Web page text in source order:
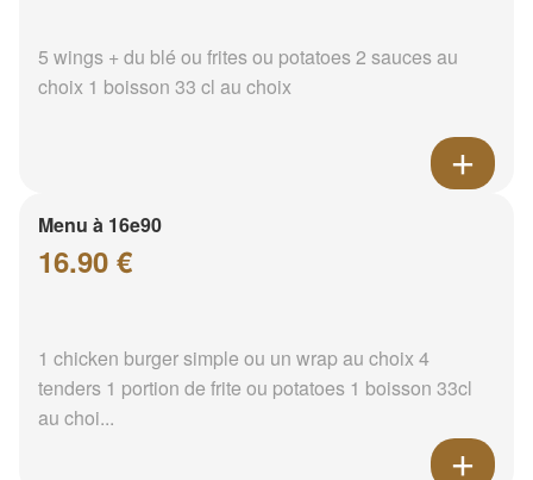
5 wings + du blé ou frites ou potatoes 2 sauces au
choix 1 boisson 33 cl au choix
Menu à 16e90
16.90 €
1 chicken burger simple ou un wrap au choix 4
tenders 1 portion de frite ou potatoes 1 boisson 33cl
au choi...